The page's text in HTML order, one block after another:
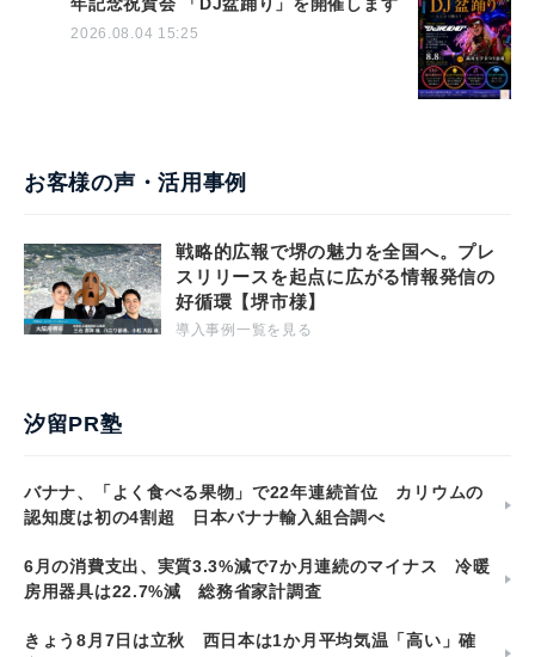
年記念祝賀会 「DJ盆踊り」を開催します
2026.08.04 15:25
お客様の声・活用事例
戦略的広報で堺の魅力を全国へ。プレ
スリリースを起点に広がる情報発信の
好循環【堺市様】
導入事例一覧を見る
汐留PR塾
バナナ、「よく食べる果物」で22年連続首位 カリウムの
認知度は初の4割超 日本バナナ輸入組合調べ
6月の消費支出、実質3.3%減で7か月連続のマイナス 冷暖
房用器具は22.7%減 総務省家計調査
きょう8月7日は立秋 西日本は1か月平均気温「高い」確